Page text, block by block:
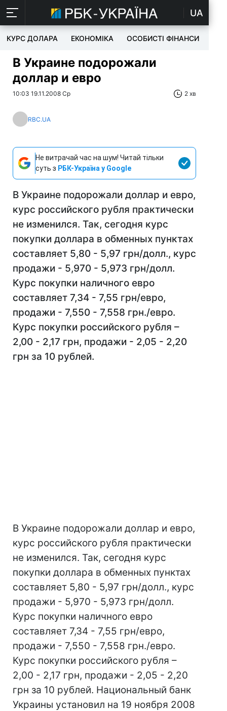
UA
КУРС ДОЛАРА ЕКОНОМІКА ОСОБИСТІ ФІНАНСИ
В Украине подорожали
доллар и евро
10:03 19.11.2008 Ср 2 хв
RBC.UA
Не витрачай час на шум! Читай тільки
суть з РБК-Україна у Google
В Украине подорожали доллар и евро,
курс российского рубля практически
не изменился. Так, сегодня курс
покупки доллара в обменных пунктах
составляет 5,80 - 5,97 грн/долл., курс
продажи - 5,970 - 5,973 грн/долл.
Курс покупки наличного евро
составляет 7,34 - 7,55 грн/евро,
продажи - 7,550 - 7,558 грн./евро.
Курс покупки российского рубля –
2,00 - 2,17 грн, продажи - 2,05 - 2,20
грн за 10 рублей.
В Украине подорожали доллар и евро,
курс российского рубля практически
не изменился. Так, сегодня курс
покупки доллара в обменных пунктах
составляет 5,80 - 5,97 грн/долл., курс
продажи - 5,970 - 5,973 грн/долл.
Курс покупки наличного евро
составляет 7,34 - 7,55 грн/евро,
продажи - 7,550 - 7,558 грн./евро.
Курс покупки российского рубля –
2,00 - 2,17 грн, продажи - 2,05 - 2,20
грн за 10 рублей. Национальный банк
Украины установил на 19 ноября 2008